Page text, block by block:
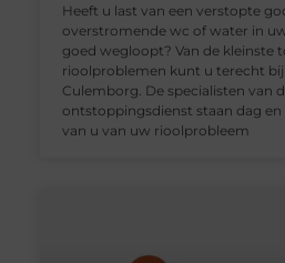
Heeft u last van een verstopte
overstromende wc of water in
goed wegloopt? Van de kleinste
rioolproblemen kunt u terecht
Culemborg. De specialisten van
ontstoppingsdienst staan dag
van u van uw rioolprobleem